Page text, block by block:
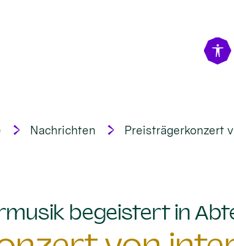
Nachrichten
Preisträgerkonzert
begeistert in